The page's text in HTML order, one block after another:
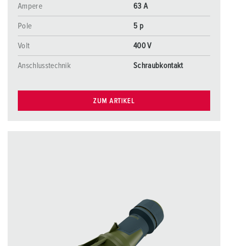
Ampere 63 A
Pole 5 p
Volt 400 V
Anschlusstechnik Schraubkontakt
ZUM ARTIKEL